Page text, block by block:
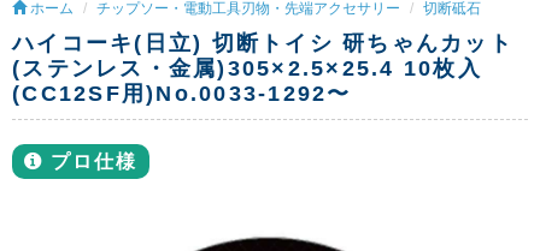
ホーム チップソー・電動工具刃物・先端アクセサリー 切断砥石
ハイコーキ(日立) 切断トイシ 研ちゃんカット
(ステンレス・金属)305×2.5×25.4 10枚入
(CC12SF用)No.0033-1292〜
プロ仕様